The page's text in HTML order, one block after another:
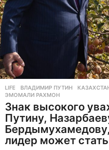
LIFE ВЛАДИМИР ПУТИН ,
ЭМОМАЛИ РАХМОН
Знак высокого
Путину,
лидер может